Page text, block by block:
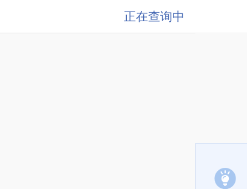
正在查询中